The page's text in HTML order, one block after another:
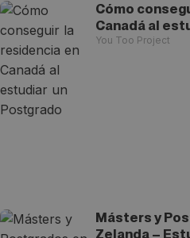
Cómo
Canadá al
You Too Project
Másters y
Zelanda –